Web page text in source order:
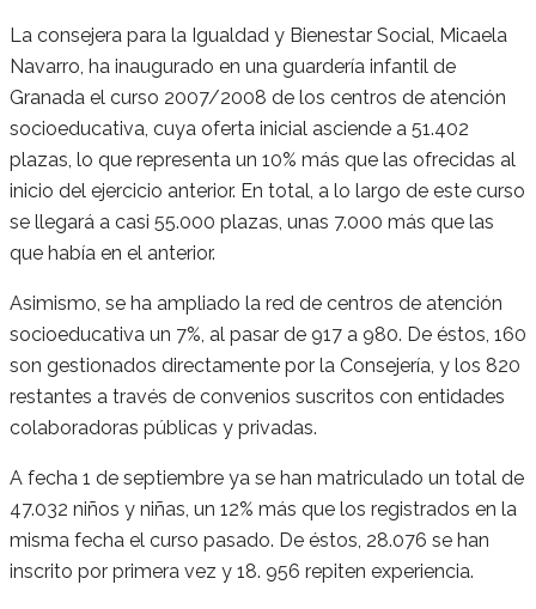
La consejera para la Igualdad y Bienestar Social, Micaela
Navarro, ha inaugurado en una guardería infantil de
Granada el curso 2007/2008 de los centros de atención
socioeducativa, cuya oferta inicial asciende a 51.402
plazas, lo que representa un 10% más que las ofrecidas al
inicio del ejercicio anterior. En total, a lo largo de este curso
se llegará a casi 55.000 plazas, unas 7.000 más que las
que había en el anterior.
Asimismo, se ha ampliado la red de centros de atención
socioeducativa un 7%, al pasar de 917 a 980. De éstos, 160
son gestionados directamente por la Consejería, y los 820
restantes a través de convenios suscritos con entidades
colaboradoras públicas y privadas.
A fecha 1 de septiembre ya se han matriculado un total de
47.032 niños y niñas, un 12% más que los registrados en la
misma fecha el curso pasado. De éstos, 28.076 se han
inscrito por primera vez y 18. 956 repiten experiencia.